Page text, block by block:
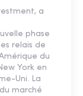
a
phase
relais de
du
York en
Uni. La
marché